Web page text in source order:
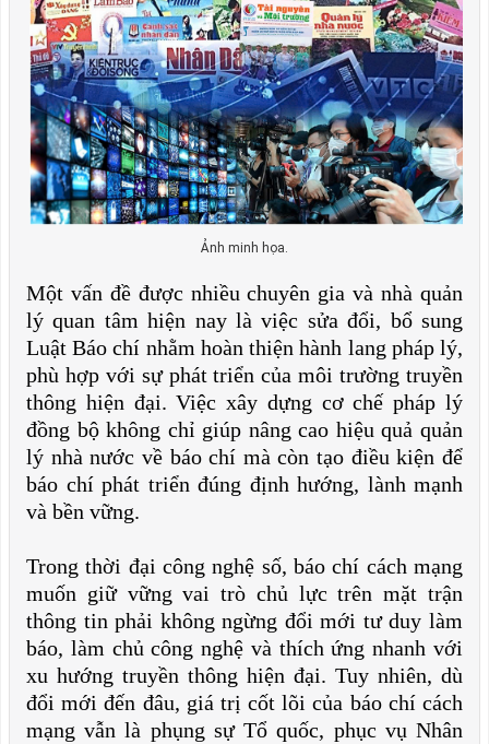
Ảnh minh họa.
Một vấn đề được nhiều chuyên gia và nhà quản
lý quan tâm hiện nay là việc sửa đổi, bổ sung
Luật Báo chí nhằm hoàn thiện hành lang pháp lý,
phù hợp với sự phát triển của môi trường truyền
thông hiện đại. Việc xây dựng cơ chế pháp lý
đồng bộ không chỉ giúp nâng cao hiệu quả quản
lý nhà nước về báo chí mà còn tạo điều kiện để
báo chí phát triển đúng định hướng, lành mạnh
và bền vững.
Trong thời đại công nghệ số, báo chí cách mạng
muốn giữ vững vai trò chủ lực trên mặt trận
thông tin phải không ngừng đổi mới tư duy làm
báo, làm chủ công nghệ và thích ứng nhanh với
xu hướng truyền thông hiện đại. Tuy nhiên, dù
đổi mới đến đâu, giá trị cốt lõi của báo chí cách
mạng vẫn là phụng sự Tổ quốc, phục vụ Nhân